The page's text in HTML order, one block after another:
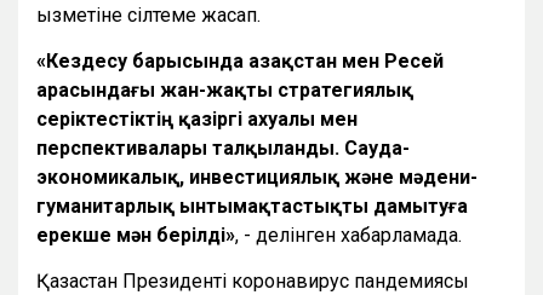
қызметіне сілтеме жасап.
« Кездесу барысында Қазақстан мен Ресей
арасындағы жан-жақты стратегиялық
серіктестіктің қазіргі ахуалы мен
перспективалары талқыланды. Сауда-
экономикалық, инвестициялық және мәдени-
гуманитарлық ынтымақтастықты дамытуға
ерекше мән берілді», - делінген хабарламада.
Қазақстан Президенті коронавирус пандемиясы